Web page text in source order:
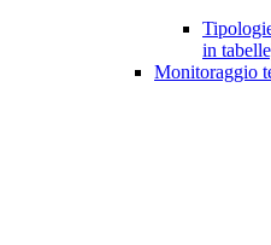
in
Monitoraggio